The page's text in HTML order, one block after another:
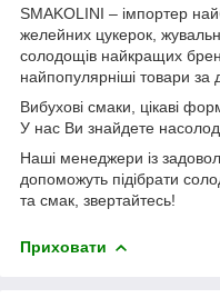
SMAKOLINI – імпортер
желейних цукерок,
солодощів найкращих
найпопулярніші товари за
Вибухові смаки, цікаві
У нас Ви знайдете
Наші менеджери із
допоможуть підібрати
та смак, звертайтесь!
Приховати